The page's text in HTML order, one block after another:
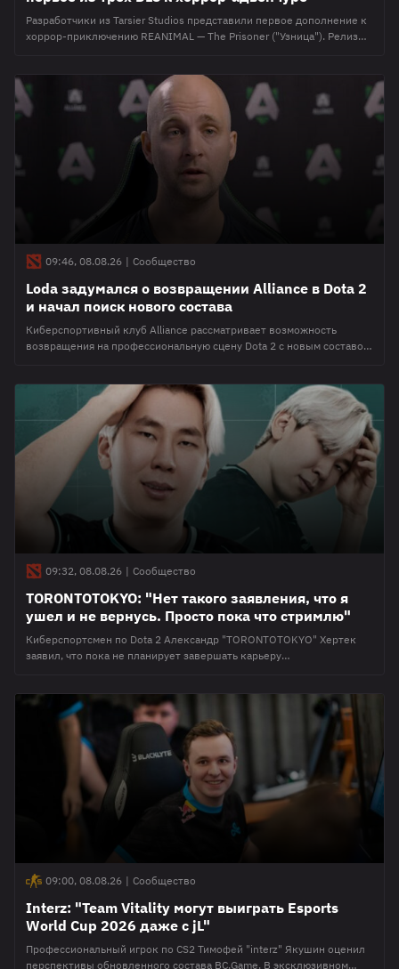
Разработчики из Tarsier Studios представили первое дополнение к
хоррор-приключению REANIMAL — The Prisoner ("Узница"). Релиз
своими локациями, чудовищем и дополнительными деталями для
уже существующих уровней оригинальной игры. Героями
дополнения стали два новых персонажа — Солдатка и Узница.
Объединённые судьбой
09:46, 08.08.26 | Сообщество
Loda задумался о возвращении Alliance в Dota 2
и начал поиск нового состава
Киберспортивный клуб Alliance рассматривает возможность
возвращения на профессиональную сцену Dota 2 с новым составом
Последний ростер Alliance по Dota 2 прекратил существование в
конце 2024 года. На момент публикации у клуба есть команды в
других дисциплинах
09:32, 08.08.26 | Сообщество
TORONTOTOKYO: "Нет такого заявления, что я
ушел и не вернусь. Просто пока что стримлю"
Киберспортсмен по Dota 2 Александр "TORONTOTOKYO" Хертек
заявил, что пока не планирует завершать карьеру
инактиве два месяца. В начале июля он покинул состав OG, где его
заменил Марк Поло "Raven" Луис Фаусто. Сейчас киберспортсмен
активно стримит и играет в Доту. Ранее Хертек поделился
09:00, 08.08.26 | Сообщество
Interz: "Team Vitality могут выиграть Esports
World Cup 2026 даже с jL"
Профессиональный игрок по CS2 Тимофей "interz" Якушин оценил
перспективы обновленного состава BC.Game. В эксклюзивном